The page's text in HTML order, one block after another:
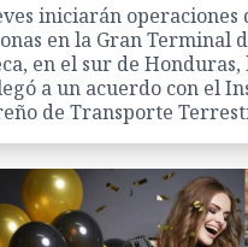
iniciarán
en la Gran Terminal
en el sur de
a un acuerdo con el
de Transporte